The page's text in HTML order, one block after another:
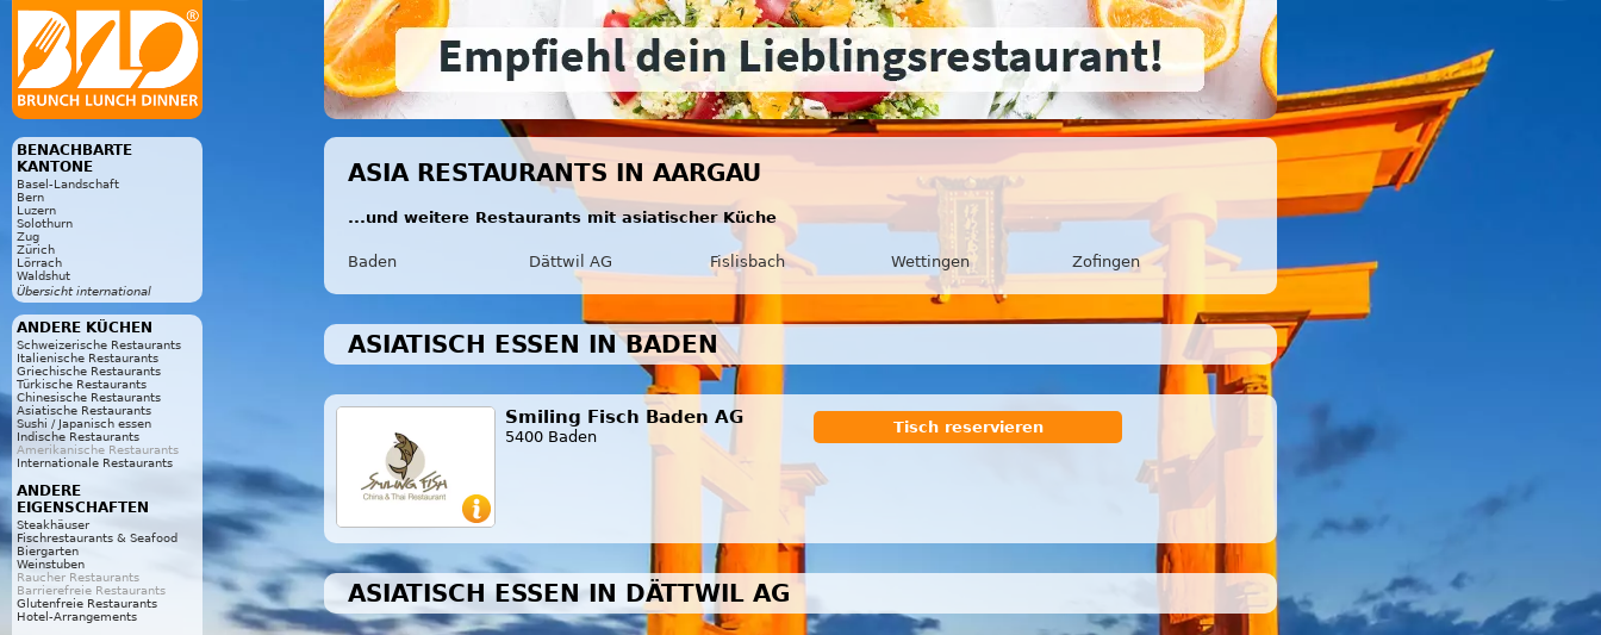
BENACHBARTE
KANTONE
Basel-Landschaft
Bern
Luzern
Solothurn
Zug
Zürich
Lörrach
Waldshut
Übersicht international
ANDERE KÜCHEN
Schweizerische Restaurants
Italienische Restaurants
Griechische Restaurants
Türkische Restaurants
Chinesische Restaurants
Asiatische Restaurants
Sushi / Japanisch essen
Indische Restaurants
Amerikanische Restaurants
Internationale Restaurants
ANDERE
EIGENSCHAFTEN
Steakhäuser
Fischrestaurants & Seafood
Biergarten
Weinstuben
Raucher Restaurants
Barrierefreie Restaurants
Glutenfreie Restaurants
Hotel-Arrangements
ASIA RESTAURANTS IN AARGAU
...und weitere Restaurants mit asiatischer Küche
Baden Dättwil AG Fislisbach Wettingen Zofingen
ASIATISCH ESSEN IN BADEN
Smiling Fisch Baden AG
5400 Baden
Tisch reservieren
ASIATISCH ESSEN IN DÄTTWIL AG